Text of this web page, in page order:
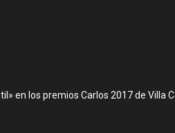
en los premios Carlos 2017 de Villa